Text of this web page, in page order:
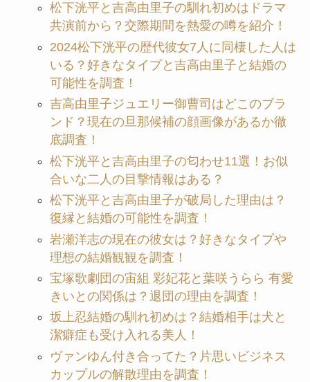
松下洸平と吉高由里子の馴れ初めはドラマ
共演前から？交際期間を熱愛の噂を紹介！
2024松下洸平の歴代彼女7人に同棲した人は
いる？好きなタイプと吉高由里子と結婚の
可能性を調査！
吉高由里子ジュエリー御曹司はどこのブラ
ンド？現在の旦那候補の顔画像があるか徹
底調査！
松下洸平と吉高由里子の匂わせ11選！お似
合いな二人の目撃情報はある？
松下洸平と吉高由里子が破局した理由は？
復縁と結婚の可能性を調査！
岩瀬洋志の現在の彼女は？好きなタイプや
理想の結婚観観を調査！
宝塚歌劇団の宙組 彩妃花と葉咲うらら 有愛
きいとの関係は？退団の理由を調査！
坂上忍結婚の馴れ初めは？結婚相手は犬と
潔癖症も受け入れる美人！
ヴァンゆん付き合ってた？片思いビジネス
カップルの解散理由を調査！